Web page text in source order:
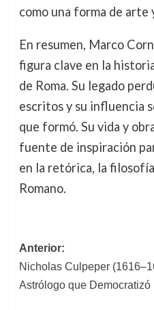
como una forma de arte
En resumen, Marco
figura clave en la
de Roma. Su legado
escritos y su influencia
que formó. Su vida y
fuente de inspiración
en la retórica, la
Romano.
Navegación
de
entradas
Anterior:
Nicholas Culpeper
Astrólogo que